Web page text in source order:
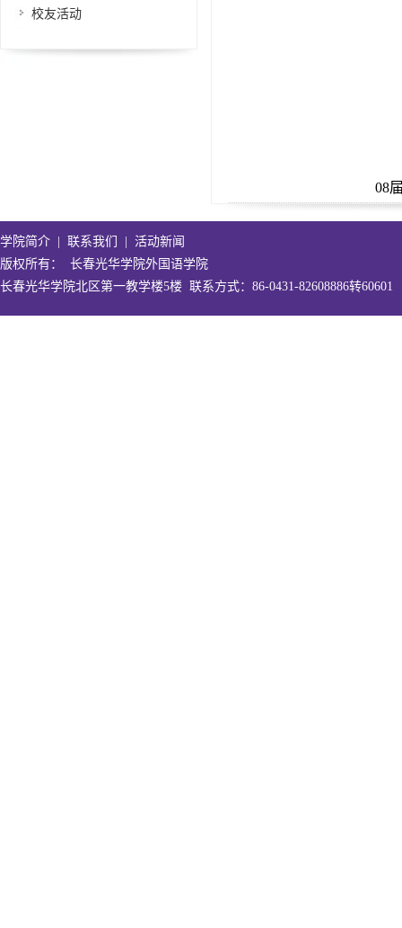
校友活动
08
学院简介 联系我们
活动新闻
版权所有：
长春光华学院外国语学院
长春光华学院北区第一教学楼5楼 联系方式：86-0431-82608886转60601